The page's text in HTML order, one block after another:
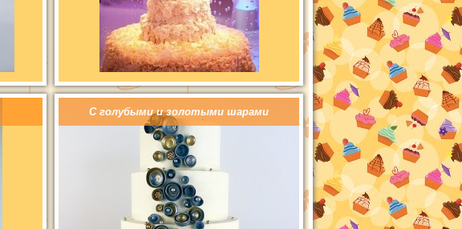
С голубыми и золотыми шарами